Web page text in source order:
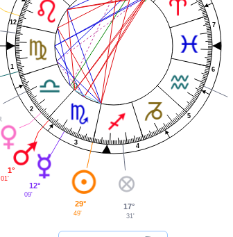
1
2
3
4
5
6
7
12
1°
01'
12°
09'
29°
49'
17°
31'